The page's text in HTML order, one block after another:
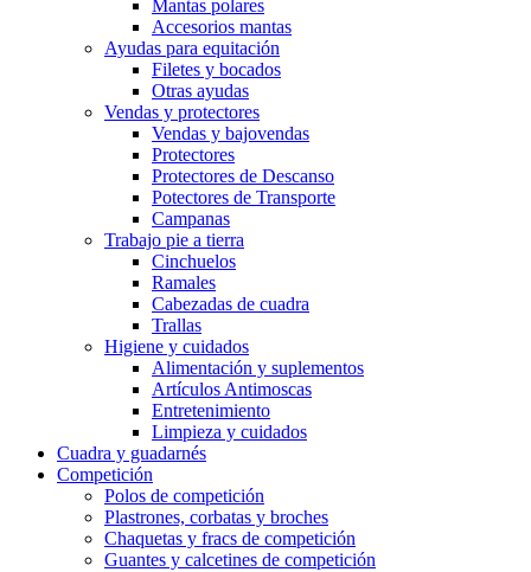
Mantas polares
Accesorios mantas
Ayudas para equitación
Filetes y bocados
Otras ayudas
Vendas y protectores
Vendas y bajovendas
Protectores
Protectores de Descanso
Potectores de Transporte
Campanas
Trabajo pie a tierra
Cinchuelos
Ramales
Cabezadas de cuadra
Trallas
Higiene y cuidados
Alimentación y suplementos
Artículos Antimoscas
Entretenimiento
Limpieza y cuidados
Cuadra y guadarnés
Competición
Polos de competición
Plastrones, corbatas y broches
Chaquetas y fracs de competición
Guantes y calcetines de competición